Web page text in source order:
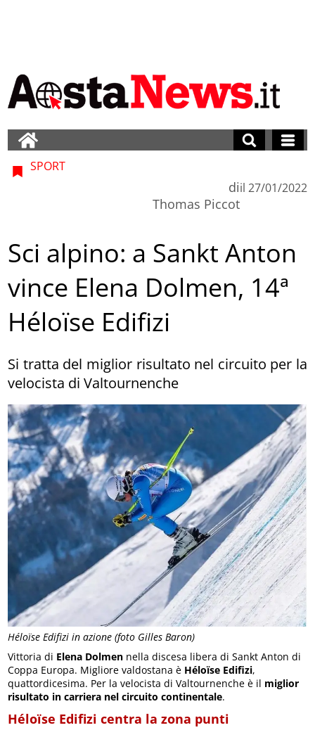
Héloïse Edifizi in azione (foto Gilles Baron)
SPORT
di
Thomas Piccot
il 27/01/2022
Sci alpino: a Sankt Anton
vince Elena Dolmen, 14ª
Héloïse Edifizi
Si tratta del miglior risultato nel circuito per la
velocista di Valtournenche
Vittoria di Elena Dolmen nella discesa libera di Sankt Anton di
Coppa Europa. Migliore valdostana è Héloïse Edifizi,
quattordicesima. Per la velocista di Valtournenche è il miglior
risultato in carriera nel circuito continentale.
Héloïse Edifizi centra la zona punti